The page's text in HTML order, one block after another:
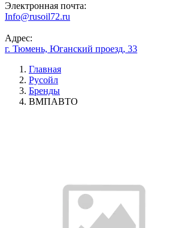
Электронная почта:
Info@rusoil72.ru
Адрес:
г. Тюмень, Юганский проезд, 33
Главная
Русойл
Бренды
ВМПАВТО